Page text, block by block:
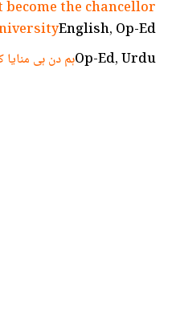
the chancellor
English, Op-Ed
ہم دن ہی منایاOp-Ed, Urdu